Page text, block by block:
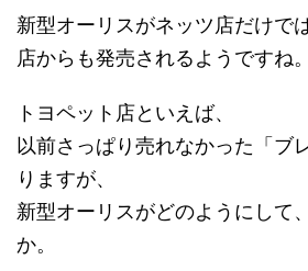
新型オーリスがネッツ店だけで
店からも発売されるようですね。
トヨペット店といえば、
以前さっぱり売れなかった「ブ
りますが、
新型オーリスがどのようにして
か。